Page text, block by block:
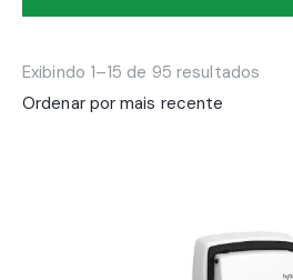
Exibindo 1–15 de 95 resultados